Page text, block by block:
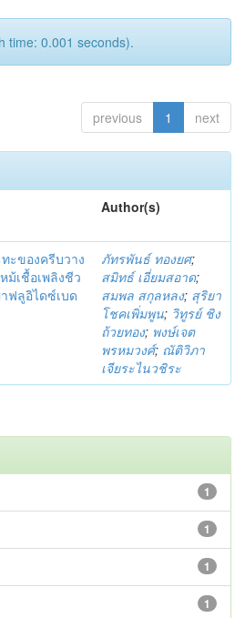
time: 0.001 seconds).
previous 1 next
Author(s)
ะของครีบวาง
ม้เชื้อเพลิงชีว
ฟลูอิไดซ์เบด
ภัทรพันธ์ ทองยศ;
สมิทธ์ เอี่ยมสอาด;
สมพล สกุลหลง; สุริยา
โชคเพิ่มพูน; วิทูรย์ ชิง
ถ้วยทอง; พงษ์เจต
พรหมวงศ์; ณัติวิภา
เจียระไนวชิระ
1
1
1
1